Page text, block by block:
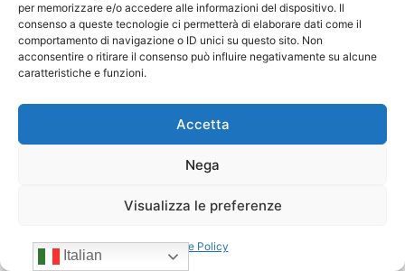
per memorizzare e/o accedere alle informazioni del dispositivo. Il
consenso a queste tecnologie ci permetterà di elaborare dati come il
comportamento di navigazione o ID unici su questo sito. Non
acconsentire o ritirare il consenso può influire negativamente su alcune
caratteristiche e funzioni.
Accetta
Nega
Visualizza le preferenze
Cookie Policy
Italian